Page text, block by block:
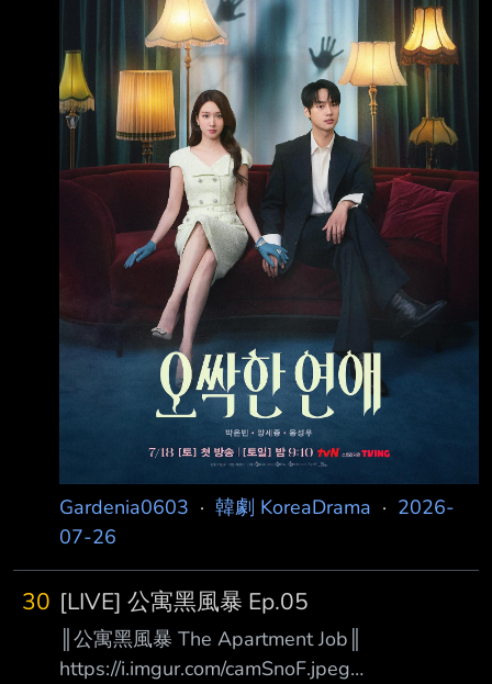
閥繼承人千汝利， 和一名極度懼怕鬼魂的熱血
檢察官馬剛旭，這對看似處於光譜兩端、絕對合
不來的男女， 在一次因緣際會下偶然相遇，甚
至開始共享那令人畏懼的超自然現象！ 在這樣
的過程中，兩人逐漸墜入
Gardenia0603 · 韓劇 KoreaDrama · 2026-
07-26
30 [LIVE] 公寓黑風暴 Ep.05
║公寓黑風暴 The Apartment Job║
https://i.imgur.com/camSnoF.jpeg